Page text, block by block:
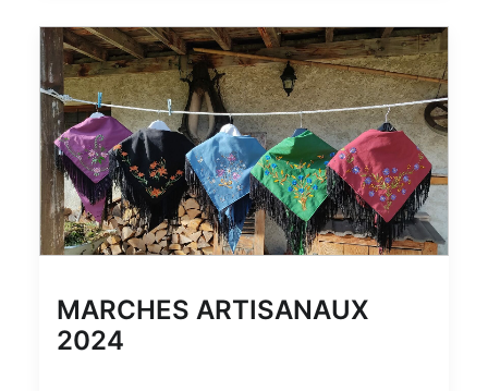
MARCHES ARTISANAUX
2024